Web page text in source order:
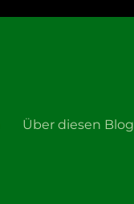
Über diesen Blog